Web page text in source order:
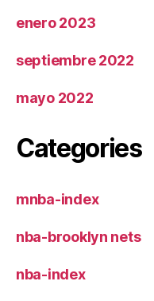
enero 2023
septiembre 2022
mayo 2022
Categories
mnba-index
nba-brooklyn nets
nba-index